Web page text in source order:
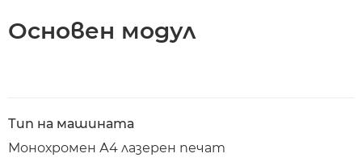
Основен модул
Тип на машината
Монохромен А4 лазерен печат